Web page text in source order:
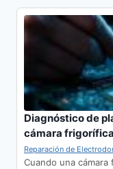
Diagnóstico de
cámara frigorífica
Reparación de
Cuando una